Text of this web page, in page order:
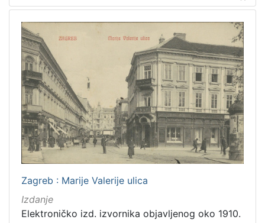
Zagreb : Marije Valerije ulica
Izdanje
Elektroničko izd. izvornika objavljenog oko 1910.